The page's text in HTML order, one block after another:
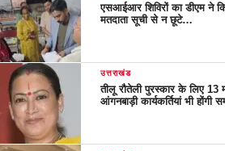
एसआईआर शिविरों का डीएम ने
मतदाता सूची से न छूटे…
उत्तराखंड
तीलू रौतेली पुरस्कार के लिए
आंगनबाड़ी कार्यकर्तियां भी होंगी